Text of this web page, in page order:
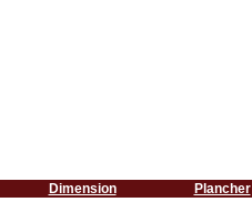
Dimension Plancher